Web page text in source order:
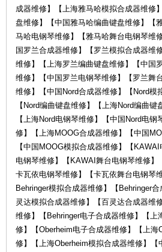
成器维修】【上海雅马哈模拟合成器维修
盘维修】【中国雅马哈编曲键盘维修】【
马哈电钢琴维修】【雅马哈舞台电钢琴维
国罗兰合成器维修】【罗兰模拟合成器维
维修】【上海罗兰编曲键盘维修】【中国
维修】【中国罗兰电钢琴维修】【罗兰舞
维修】【中国Nord合成器维修】【Nord
【Nord编曲键盘维修】【上海Nord编曲
【上海Nord电钢琴维修】【中国Nord电
修】【上海MOOG合成器维修】【中国
【中国MOOG模拟合成器维修】【
电钢琴维修】【KAWAI舞台电钢琴维修
卡瓦依电钢琴维修】【卡瓦依舞台电钢琴
Behringer模拟合成器维修】【Behringer
灵达模拟合成器维修】【百灵达合成器维
维修】【Behringer电子合成器维修】【
修】【Oberheim电子合成器维修】【上
修】【上海Oberheim模拟合成器维修】